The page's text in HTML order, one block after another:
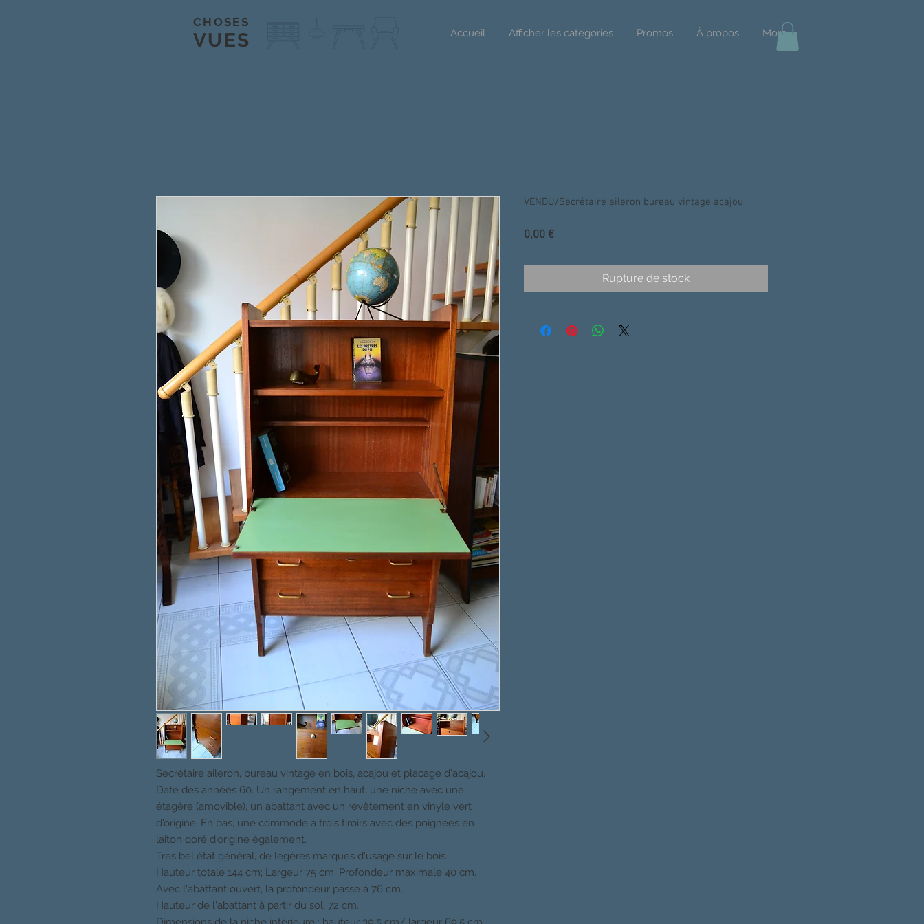
CHOSES
VUES Accueil Afficher les catégories Promos À propos More
Secrétaire aileron, bureau vintage en bois, acajou et placage d'acajou.
Date des années 60. Un rangement en haut, une niche avec une
étagère (amovible), un abattant avec un revêtement en vinyle vert
d'origine. En bas, une commode à trois tiroirs avec des poignées en
laiton doré d'origine également.
Très bel état général, de légères marques d'usage sur le bois.
Hauteur totale 144 cm; Largeur 75 cm; Profondeur maximale 40 cm.
Avec l'abattant ouvert, la profondeur passe à 76 cm.
Hauteur de l'abattant à partir du sol, 72 cm.
VENDU/Secrétaire aileron bureau vintage acajou
0,00 €Prix
Rupture de stock